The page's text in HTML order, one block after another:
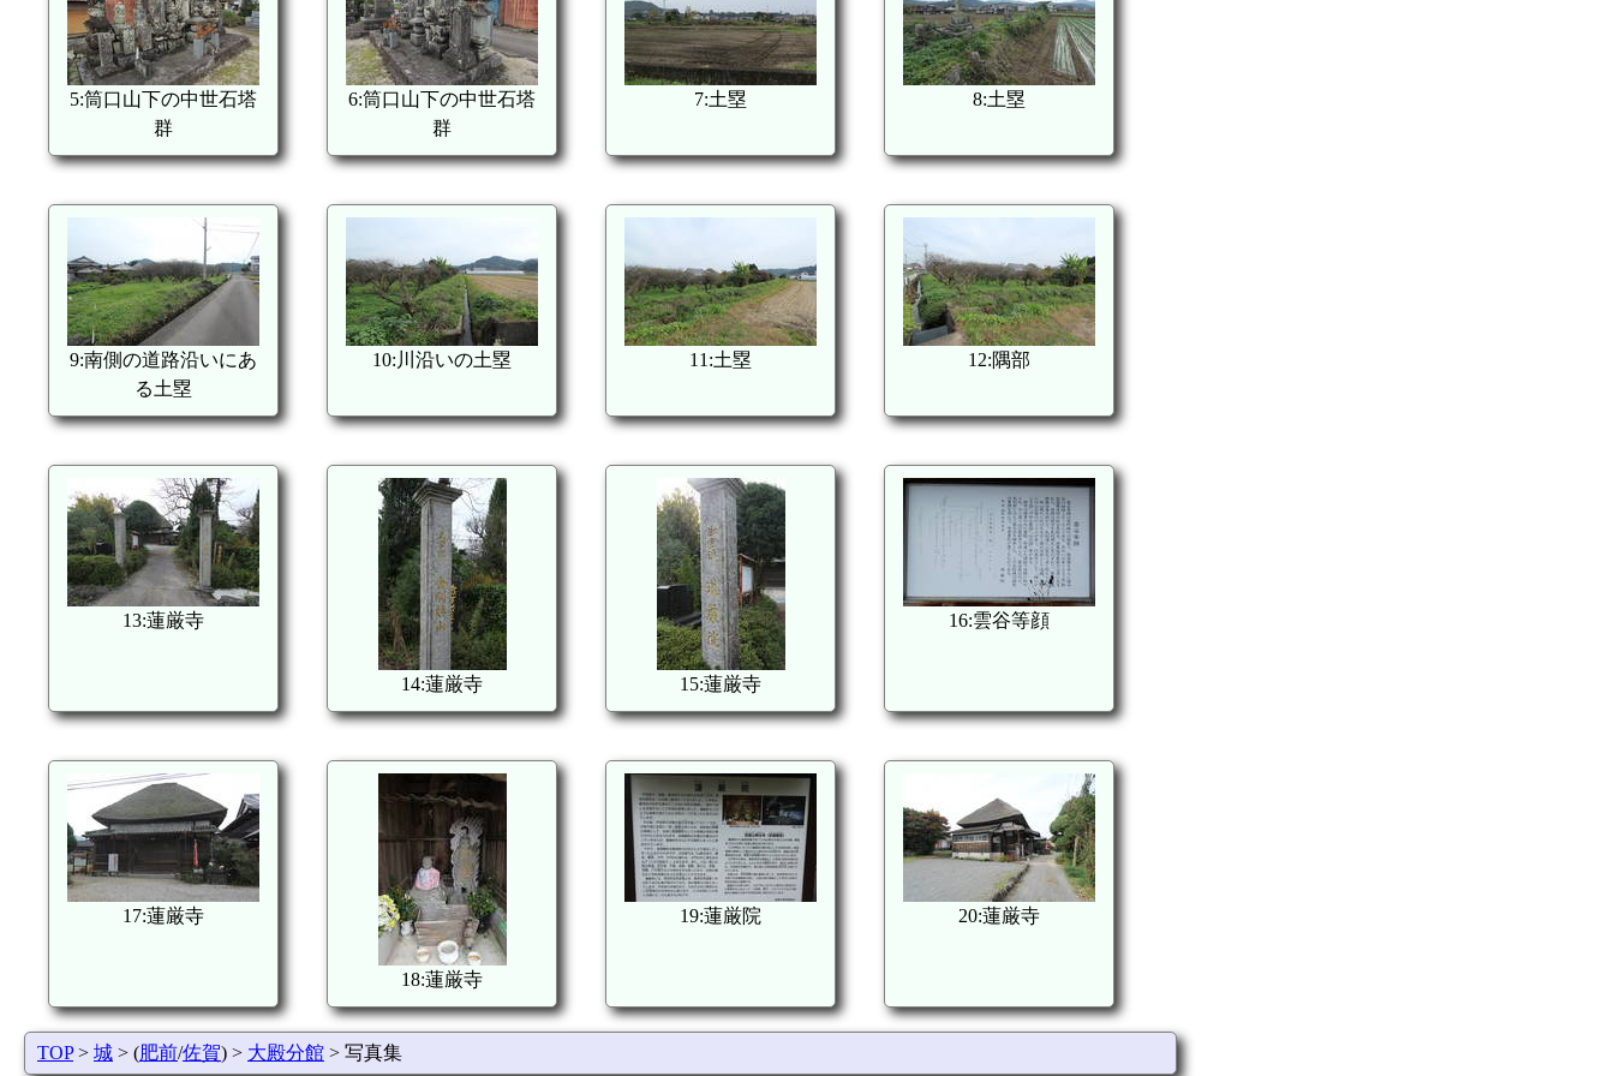
5:筒口山下の中世石塔
群
6:筒口山下の中世石塔
群
7:土塁 8:土塁
9:南側の道路沿いにあ
る土塁
10:川沿いの土塁 11:土塁 12:隅部
13:蓮厳寺
14:蓮厳寺 15:蓮厳寺
16:雲谷等顔
17:蓮厳寺
18:蓮厳寺
19:蓮厳院 20:蓮厳寺
TOP> 城 > (肥前/佐賀) > 大殿分館 > 写真集